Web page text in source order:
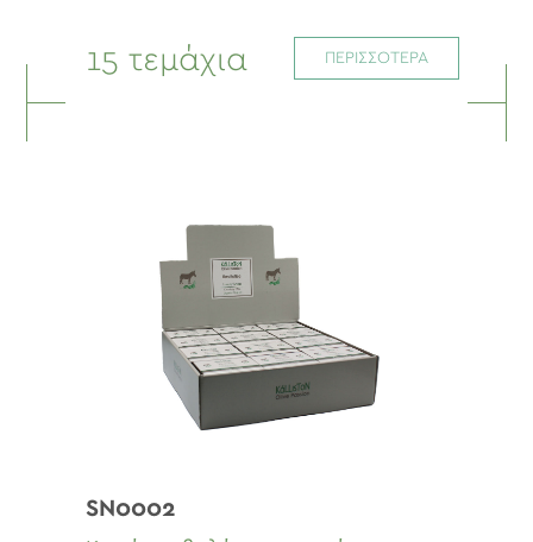
15 τεμάχια ΠΕΡΙΣΣΟΤΕΡΑ
SN0002